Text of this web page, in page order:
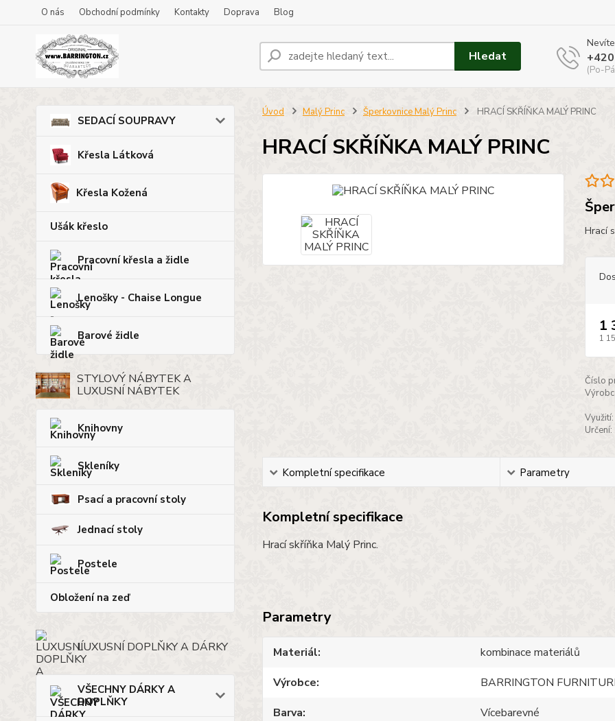
O nás Obchodní podmínky Kontakty Doprava Blog
Hledat
(Po-
SEDACÍ SOUPRAVY
Křesla Látková
Křesla Kožená
Ušák křeslo
Pracovní křesla a židle
Lenošky - Chaise Longue
Barové židle
STYLOVÝ NÁBYTEK A
LUXUSNÍ NÁBYTEK
Knihovny
Skleníky
Psací a pracovní stoly
Jednací stoly
Postele
Obložení na zeď
LUXUSNÍ DOPLŇKY A DÁRKY
VŠECHNY DÁRKY A
DOPLŇKY
Úvod Malý Princ Šperkovnice Malý Princ HRACÍ SKŘÍŇKA MALÝ PRINC
HRACÍ SKŘÍŇKA MALÝ PRINC
Hrací
1
1
Číslo
Využití:
Určení:
Kompletní specifikace Parametry
Kompletní specifikace
Hrací skříňka Malý Princ.
Parametry
Materiál
kombinace materiálů
Výrobce
BARRINGTON
Barva
Vícebarevné